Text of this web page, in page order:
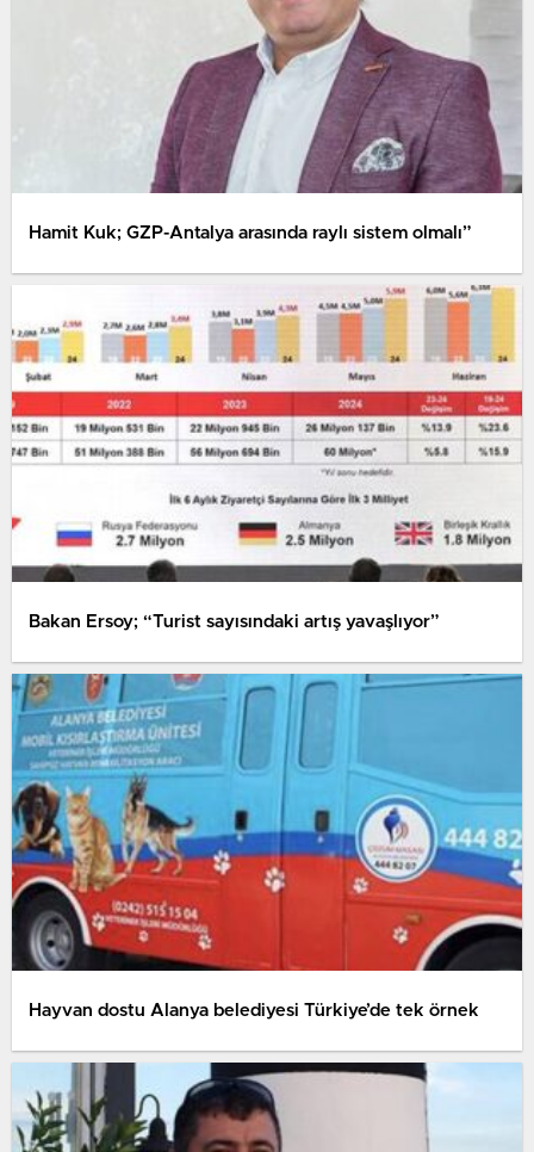
Hamit Kuk; GZP-Antalya arasında raylı sistem olmalı”
Bakan Ersoy; “Turist sayısındaki artış yavaşlıyor”
Hayvan dostu Alanya belediyesi Türkiye’de tek örnek